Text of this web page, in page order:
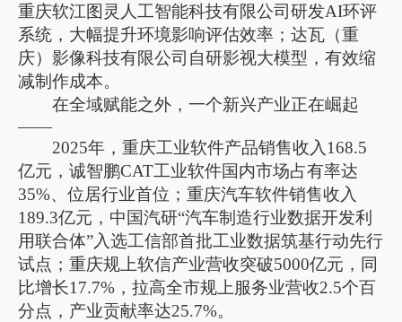
重庆软江图灵人工智能科技有限公司研发AI环评
系统，大幅提升环境影响评估效率；达瓦（重
庆）影像科技有限公司自研影视大模型，有效缩
减制作成本。
在全域赋能之外，一个新兴产业正在崛起
——
2025年，重庆工业软件产品销售收入168.5
亿元，诚智鹏CAT工业软件国内市场占有率达
35%、位居行业首位；重庆汽车软件销售收入
189.3亿元，中国汽研“汽车制造行业数据开发利
用联合体”入选工信部首批工业数据筑基行动先行
试点；重庆规上软信产业营收突破5000亿元，同
比增长17.7%，拉高全市规上服务业营收2.5个百
分点，产业贡献率达25.7%。